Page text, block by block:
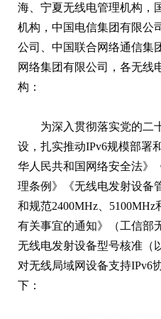
海、宁夏无线电管理机构，
机构，中国电信集团有限公
公司、中国联合网络通信集
网络集团有限公司，各无线
构：
为深入贯彻落实党的二
设，扎实推动IPv6规模部署
华人民共和国网络安全法》
理条例》《无线电发射设备
和规范2400MHz、
有关事宜的通知》（工信部
无线电发射设备型号核准（
对无线局域网设备支持IPv6
下：